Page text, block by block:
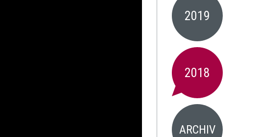
2019
2018
ARCHIV